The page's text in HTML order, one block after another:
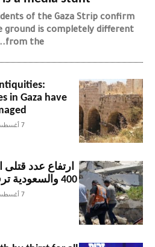
of the Gaza Strip confirm
is completely different
from the...
in Gaza have
7 أغسطس، 2026
ارتفاع عدد
400 والسعودية ترفض استقبال الجرحى
7 أغسطس، 2026